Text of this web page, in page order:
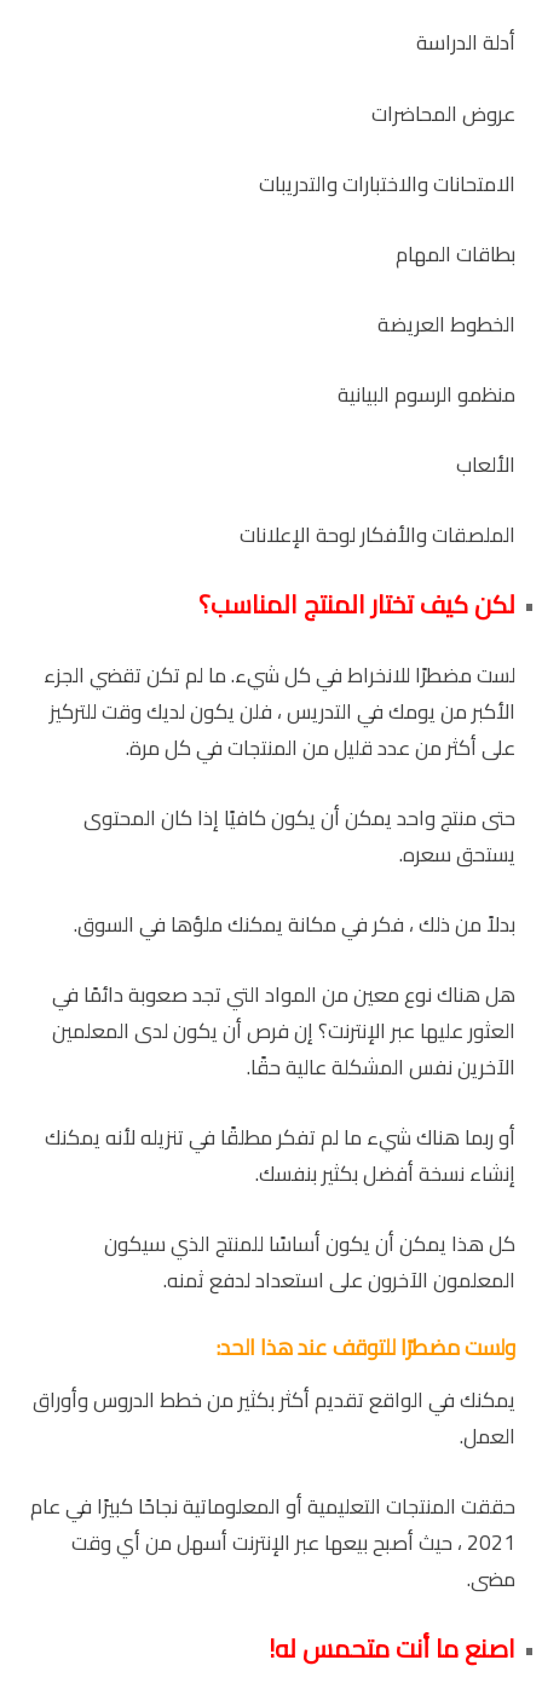
أدلة الدراسة
عروض المحاضرات
الامتحانات والاختبارات والتدريبات
بطاقات المهام
الخطوط العريضة
منظمو الرسوم البيانية
الألعاب
الملصقات والأفكار لوحة الإعلانات
لكن كيف تختار المنتج المناسب؟
لست مضطرًا للانخراط في كل شيء. ما لم تكن تقضي الجزء
الأكبر من يومك في التدريس ، فلن يكون لديك وقت للتركيز
على أكثر من عدد قليل من المنتجات في كل مرة.
حتى منتج واحد يمكن أن يكون كافيًا إذا كان المحتوى
يستحق سعره.
بدلاً من ذلك ، فكر في مكانة يمكنك ملؤها في السوق.
هل هناك نوع معين من المواد التي تجد صعوبة دائمًا في
العثور عليها عبر الإنترنت؟ إن فرص أن يكون لدى المعلمين
الآخرين نفس المشكلة عالية حقًا.
أو ربما هناك شيء ما لم تفكر مطلقًا في تنزيله لأنه يمكنك
إنشاء نسخة أفضل بكثير بنفسك.
كل هذا يمكن أن يكون أساسًا للمنتج الذي سيكون
المعلمون الآخرون على استعداد لدفع ثمنه.
ولست مضطرًا للتوقف عند هذا الحد:
يمكنك في الواقع تقديم أكثر بكثير من خطط الدروس وأوراق
العمل.
حققت المنتجات التعليمية أو المعلوماتية نجاحًا كبيرًا في عام
2021 ، حيث أصبح بيعها عبر الإنترنت أسهل من أي وقت
مضى.
اصنع ما أنت متحمس له!